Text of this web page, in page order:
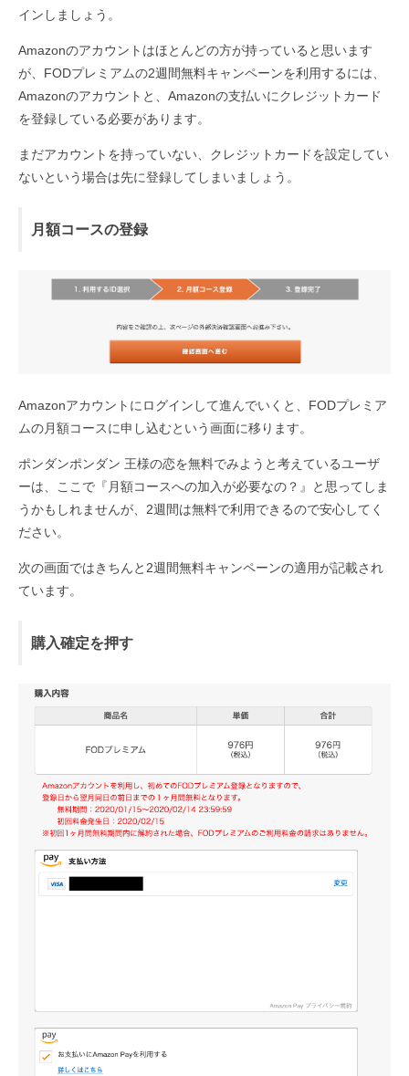
インしましょう。
Amazonのアカウントはほとんどの方が持っていると思います
が、FODプレミアムの2週間無料キャンペーンを利用するには、
Amazonのアカウントと、Amazonの支払いにクレジットカード
を登録している必要があります。
まだアカウントを持っていない、クレジットカードを設定してい
ないという場合は先に登録してしまいましょう。
月額コースの登録
Amazonアカウントにログインして進んでいくと、FODプレミア
ムの月額コースに申し込むという画面に移ります。
ポンダンポンダン 王様の恋を無料でみようと考えているユーザ
ーは、ここで『月額コースへの加入が必要なの？』と思ってしま
うかもしれませんが、2週間は無料で利用できるので安心してく
ださい。
次の画面ではきちんと2週間無料キャンペーンの適用が記載され
ています。
購入確定を押す